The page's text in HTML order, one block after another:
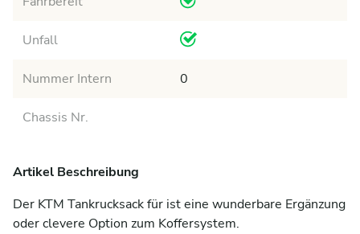
Unfall
Nummer Intern 0
Chassis Nr.
Artikel Beschreibung
Der KTM Tankrucksack für ist eine wunderbare Ergänzung
oder clevere Option zum Koffersystem.